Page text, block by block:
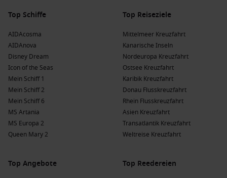
Top Schiffe
AIDAcosma
AIDAnova
Disney Dream
Icon of the Seas
Mein Schiff 1
Mein Schiff 2
Mein Schiff 6
MS Artania
MS Europa 2
Queen Mary 2
Top Reiseziele
Mittelmeer Kreuzfahrt
Kanarische Inseln
Nordeuropa Kreuzfahrt
Ostsee Kreuzfahrt
Karibik Kreuzfahrt
Donau Flusskreuzfahrt
Rhein Flusskreuzfahrt
Asien Kreuzfahrt
Transatlantik Kreuzfahrt
Weltreise Kreuzfahrt
Top Angebote Top Reedereien